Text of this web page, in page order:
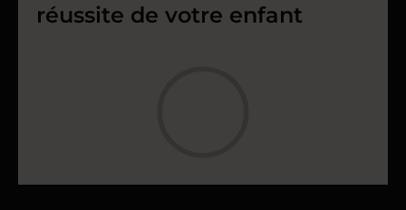
réussite de votre enfant